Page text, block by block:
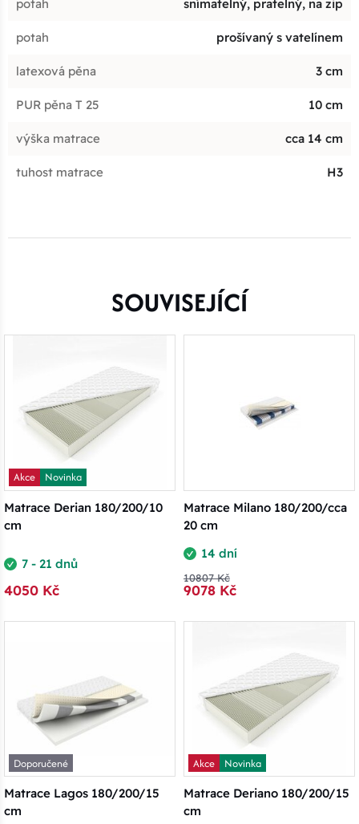
potah snímatelný, pratelný, na zip
potah prošívaný s vatelínem
latexová pěna 3 cm
PUR pěna T 25 10 cm
výška matrace cca 14 cm
tuhost matrace H3
SOUVISEJÍCÍ
Akce
Novinka
Matrace Derian 180/200/10
cm
7 - 21 dnů
4050 Kč
Matrace Milano 180/200/cca
20 cm
14 dní
10807 Kč
9078 Kč
Doporučené
Matrace Lagos 180/200/15
cm
Akce
Novinka
Matrace Deriano 180/200/15
cm